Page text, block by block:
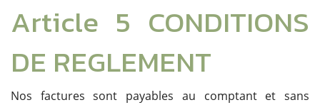
Article 5 CONDITIONS
DE REGLEMENT
Nos factures sont payables au comptant et sans